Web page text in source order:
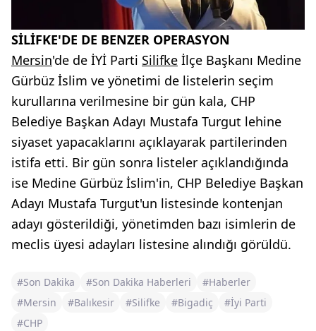
SİLİFKE'DE DE BENZER OPERASYON
Mersin'de de İYİ Parti Silifke İlçe Başkanı Medine
Gürbüz İslim ve yönetimi de listelerin seçim
kurullarına verilmesine bir gün kala, CHP
Belediye Başkan Adayı Mustafa Turgut lehine
siyaset yapacaklarını açıklayarak partilerinden
istifa etti. Bir gün sonra listeler açıklandığında
ise Medine Gürbüz İslim'in, CHP Belediye Başkan
Adayı Mustafa Turgut'un listesinde kontenjan
adayı gösterildiği, yönetimden bazı isimlerin de
meclis üyesi adayları listesine alındığı görüldü.
#Son Dakika #Son Dakika Haberleri
#Haberler
#Mersin
#Balıkesir #Silifke #Bigadiç
#İyi Parti
#CHP